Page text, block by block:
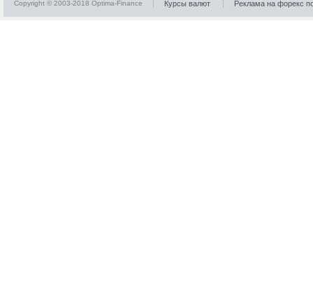
Copyright © 2003-2018 Optima-Finance Курсы валют Реклама на форекс